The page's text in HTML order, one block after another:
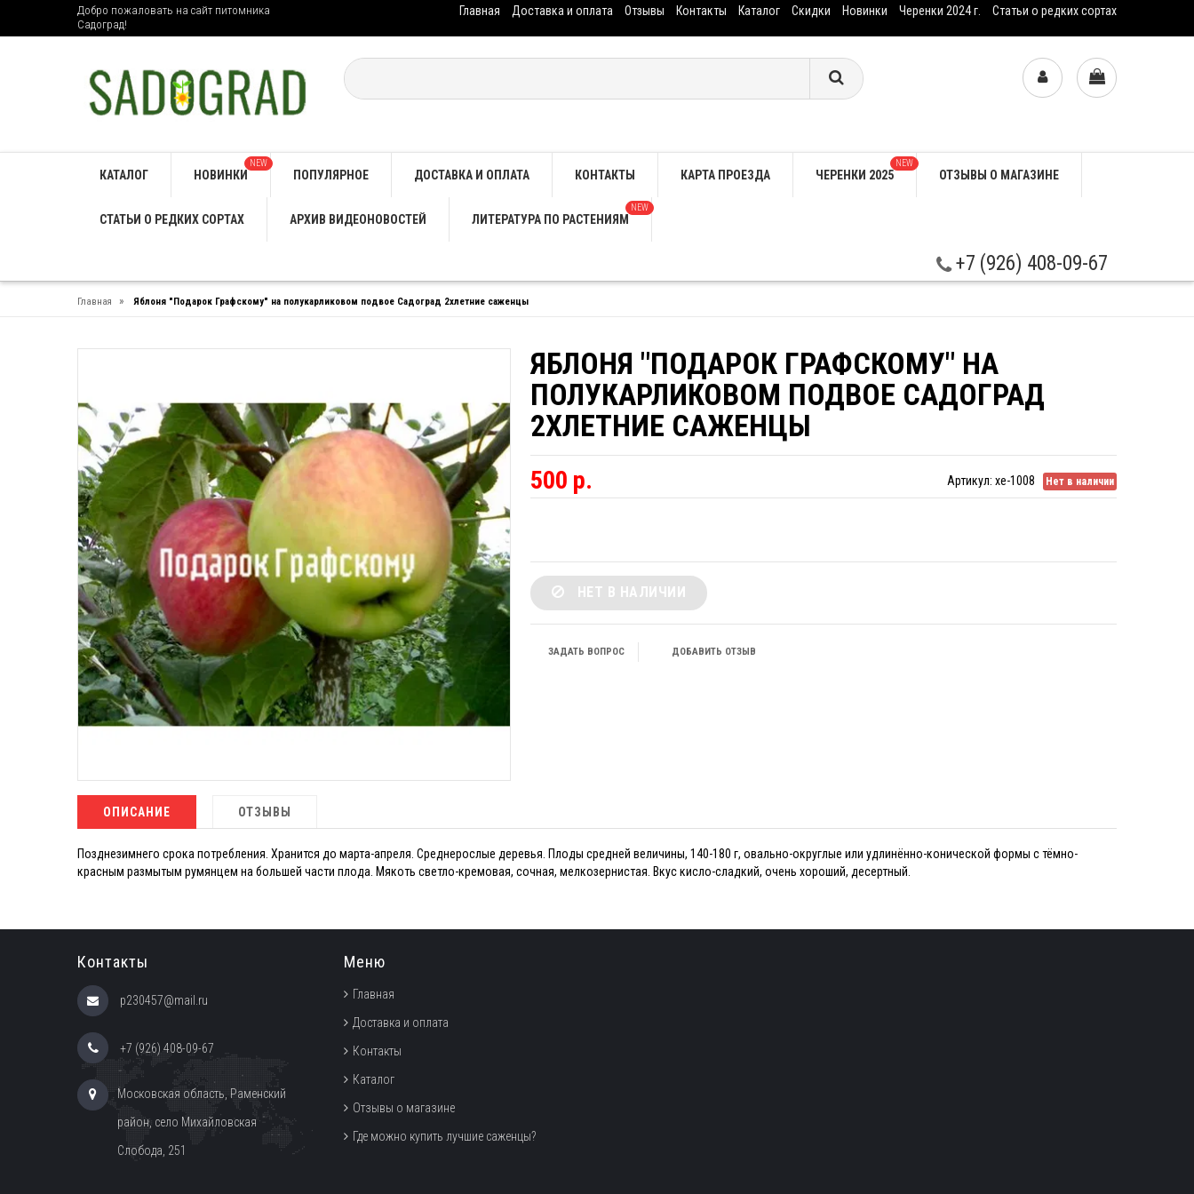
Добро пожаловать на сайт питомника
Садоград!
Главная Доставка и оплата Отзывы Контакты Каталог Скидки Новинки Черенки 2024 г. Статьи о редких сортах
КАТАЛОГ НОВИНКИ
NEW
ПОПУЛЯРНОЕ ДОСТАВКА И ОПЛАТА КОНТАКТЫ КАРТА ПРОЕЗДА ЧЕРЕНКИ 2025
NEW
ОТЗЫВЫ О МАГАЗИНЕ
СТАТЬИ О РЕДКИХ СОРТАХ АРХИВ ВИДЕОНОВОСТЕЙ ЛИТЕРАТУРА ПО РАСТЕНИЯМ
NEW
+7 (926) 408-09-67
Главная » Яблоня "Подарок Графскому" на полукарликовом подвое Садоград 2хлетние саженцы
ЯБЛОНЯ "ПОДАРОК ГРАФСКОМУ" НА
ПОЛУКАРЛИКОВОМ ПОДВОЕ САДОГРАД
2ХЛЕТНИЕ САЖЕНЦЫ
500 р. Нет в наличии
Артикул: xe-1008
НЕТ В НАЛИЧИИ
ЗАДАТЬ ВОПРОС ДОБАВИТЬ ОТЗЫВ
ОПИСАНИЕ ОТЗЫВЫ
Позднезимнего срока потребления. Хранится до марта-апреля. Среднерослые деревья. Плоды средней величины, 140-180 г, овально-округлые или удлинённо-конической формы с тёмно-
красным размытым румянцем на большей части плода. Мякоть светло-кремовая, сочная, мелкозернистая. Вкус кисло-сладкий, очень хороший, десертный.
Контакты
p230457@mail.ru
+7 (926) 408-09-67
Московская область, Раменский
район, село Михайловская
Слобода, 251
Меню
Главная
Доставка и оплата
Контакты
Каталог
Отзывы о магазине
Где можно купить лучшие саженцы?